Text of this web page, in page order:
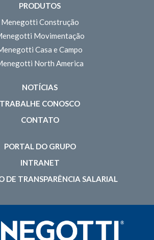
PRODUTOS
Menegotti Construção
Movimentação
Casa e Campo
North America
NOTÍCIAS
TRABALHE CONOSCO
CONTATO
PORTAL DO GRUPO
INTRANET
DE TRANSPARÊNCIA SALARIAL